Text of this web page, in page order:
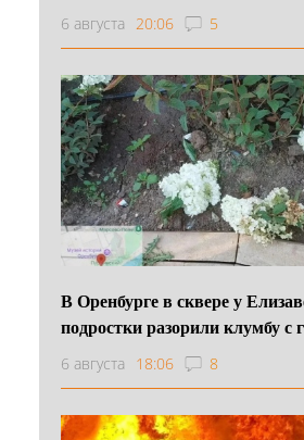
6 августа 20:06 5
В Оренбурге в сквере у
подростки разорили клумбу с
6 августа 18:06 8